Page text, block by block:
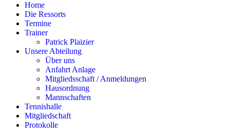
Home
Die Ressorts
Termine
Trainer
Patrick Plaizier
Unsere Abteilung
Über uns
Anfahrt Anlage
Mitgliedsschaft / Anmeldungen
Hausordnung
Mannschaften
Tennishalle
Mitgliedschaft
Protokolle